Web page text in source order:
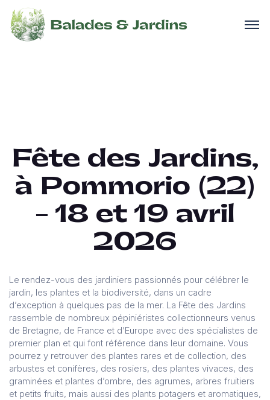
Fête des Jardins,
à Pommorio (22)
– 18 et 19 avril
2026
Le rendez-vous des jardiniers passionnés pour célébrer le
jardin, les plantes et la biodiversité, dans un cadre
d’exception à quelques pas de la mer. La Fête des Jardins
rassemble de nombreux pépiniéristes collectionneurs venus
de Bretagne, de France et d’Europe avec des spécialistes de
premier plan et qui font référence dans leur domaine. Vous
pourrez y retrouver des plantes rares et de collection, des
arbustes et conifères, des rosiers, des plantes vivaces, des
graminées et plantes d’ombre, des agrumes, arbres fruitiers
et petits fruits, mais aussi des plants potagers et aromatiques,